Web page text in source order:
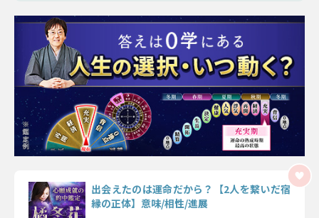
出会えたのは運命だから？【2人を繋いだ宿
縁の正体】意味/相性/進展